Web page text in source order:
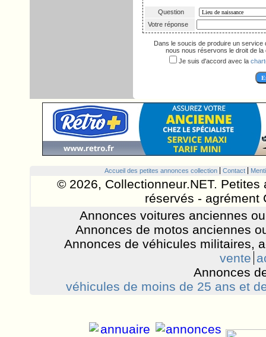
Question
Votre réponse
Dans le soucis de produire un
nous nous réservons le droit de la
Je suis d'accord avec la
Accueil des petites annonces collection Contact
© 2026, Collectionneur.NET.
réservés - agrément
Annonces voitures anciennes
Annonces de motos anciennes
Annonces de véhicules militaires,
vente
Annonces
véhicules de moins de 25 ans et